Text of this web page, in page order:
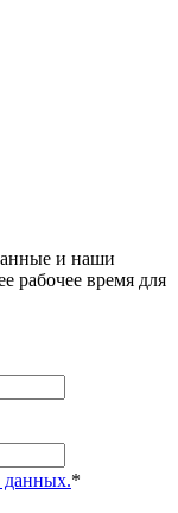
и наши
рабочее время для
данных.*